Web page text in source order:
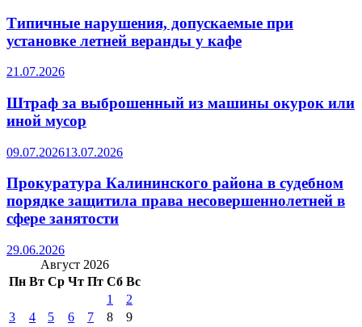
Типичные нарушения, допускаемые при
установке летней веранды у кафе
21.07.2026
Штраф за выброшенный из машины окурок или
иной мусор
09.07.202613.07.2026
Прокуратура Калининского района в судебном
порядке защитила права несовершеннолетней в
сфере занятости
29.06.2026
Август 2026
Пн Вт Ср Чт Пт Сб Вс
1
2
3
4 5 6 7 8
9